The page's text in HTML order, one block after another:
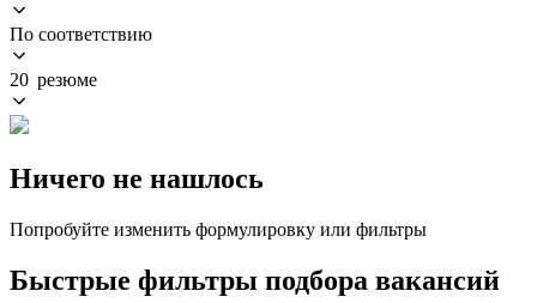
По соответствию
20 резюме
Ничего не нашлось
Попробуйте изменить формулировку или фильтры
Быстрые фильтры подбора вакансий